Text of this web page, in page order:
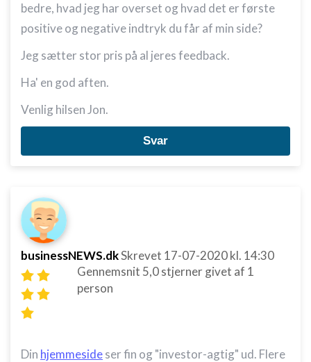
bedre, hvad jeg har overset og hvad det er første
positive og negative indtryk du får af min side?
Jeg sætter stor pris på al jeres feedback.
Ha' en god aften.
Venlig hilsen Jon.
Svar
businessNEWS.dkSkrevet 17-07-2020kl. 14:30
Gennemsnit 5,0stjerner givet af 1
person
Din hjemmesideser fin og "investor-agtig" ud. Flere